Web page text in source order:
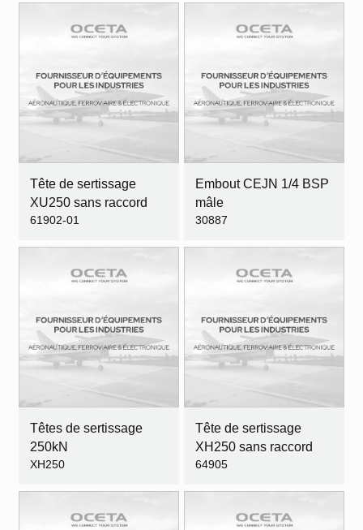
Tête de sertissage
XU250 sans raccord
61902-01
Embout CEJN 1/4 BSP
mâle
30887
Têtes de sertissage
250kN
XH250
Tête de sertissage
XH250 sans raccord
64905